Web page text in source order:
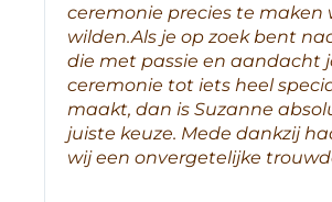
ceremonie precies te maken
wilden.Als je op zoek bent
die met passie en aandacht
ceremonie tot iets heel
maakt, dan is Suzanne
juiste keuze. Mede dankzij
wij een onvergetelijke